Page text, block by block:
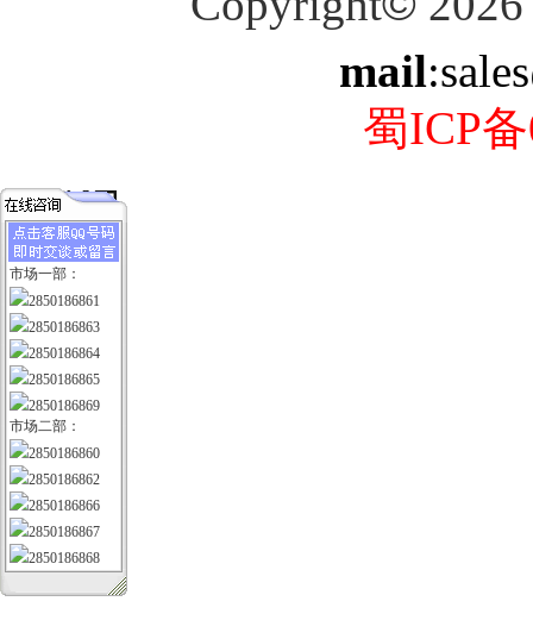
mail
蜀ICP
市场一部：
2850186861
2850186863
2850186864
2850186865
2850186869
市场二部：
2850186860
2850186862
2850186866
2850186867
2850186868